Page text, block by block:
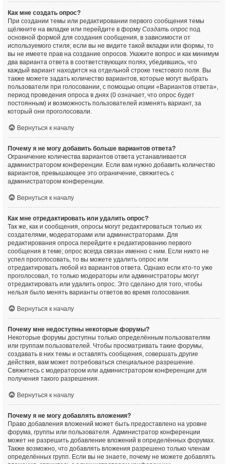
Как мне создать опрос?
При создании темы или редактировании первого сообщения темы
щёлкните на вкладке или перейдите в форму Создать опрос под
основной формой для создания сообщения, в зависимости от
используемого стиля; если вы не видите такой вкладки или формы, то
вы не имеете прав на создание опросов. Укажите вопрос и как минимум
два варианта ответа в соответствующих полях, убедившись, что
каждый вариант находится на отдельной строке текстового поля. Вы
также можете задать количество вариантов, которые могут выбрать
пользователи при голосовании, с помощью опции «Вариантов ответа»,
период проведения опроса в днях (0 означает, что опрос будет
постоянным) и возможность пользователей изменять вариант, за
который они проголосовали.
Вернуться к началу
Почему я не могу добавить больше вариантов ответа?
Ограничение количества вариантов ответа устанавливается
администратором конференции. Если вам нужно добавить количество
вариантов, превышающее это ограничение, свяжитесь с
администратором конференции.
Вернуться к началу
Как мне отредактировать или удалить опрос?
Так же, как и сообщения, опросы могут редактироваться только их
создателями, модераторами или администраторами. Для
редактирования опроса перейдите к редактированию первого
сообщения в теме; опрос всегда связан именно с ним. Если никто не
успел проголосовать, то вы можете удалить опрос или
отредактировать любой из вариантов ответа. Однако если кто-то уже
проголосовал, то только модераторы или администраторы могут
отредактировать или удалить опрос. Это сделано для того, чтобы
нельзя было менять варианты ответов во время голосования.
Вернуться к началу
Почему мне недоступны некоторые форумы?
Некоторые форумы доступны только определённым пользователям
или группам пользователей. Чтобы просматривать такие форумы,
создавать в них темы и оставлять сообщения, совершать другие
действия, вам может потребоваться специальное разрешение.
Свяжитесь с модератором или администратором конференции для
получения такого разрешения.
Вернуться к началу
Почему я не могу добавлять вложения?
Право добавления вложений может быть предоставлено на уровне
форума, группы или пользователя. Администратор конференции
может не разрешить добавление вложений в определённых форумах.
Также возможно, что добавлять вложения разрешено только членам
определённых групп. Если вы не знаете, почему не можете добавлять